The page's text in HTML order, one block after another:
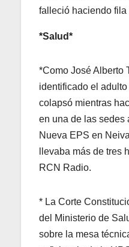
falleció haciendo fila
*Salud*
*Como José Alberto
identificado el
colapsó mientras
en una de las sedes
Nueva EPS en
llevaba más de tres
RCN Radio.
* La Corte
del Ministerio de
sobre la mesa